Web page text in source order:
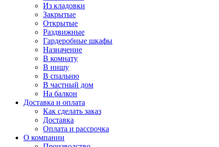
Из кладовки
Закрытые
Открытые
Раздвижные
Гардеробные шкафы
Назначение
В комнату
В нишу
В спальню
В частный дом
На балкон
Доставка и оплата
Как сделать заказ
Доставка
Оплата и рассрочка
О компании